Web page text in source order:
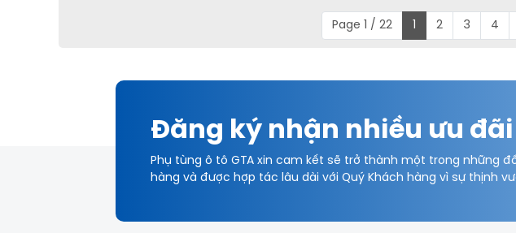
Page 1 / 22 1 2 3 4
Đăng ký nhận nhiều ưu đãi
Phụ tùng ô tô GTA xin cam kết sẽ trở thành một trong những
hàng và được hợp tác lâu dài với Quý Khách hàng vì sự thịnh